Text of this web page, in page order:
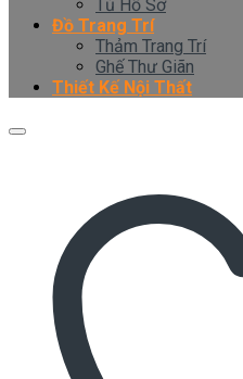
Tủ Hồ Sơ
Đồ Trang Trí
Thảm Trang Trí
Ghế Thư Giãn
Thiết Kế Nội Thất